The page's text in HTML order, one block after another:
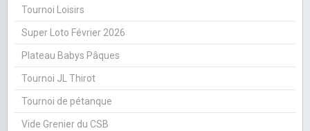
Tournoi Loisirs
Super Loto Février 2026
Plateau Babys Pâques
Tournoi JL Thirot
Tournoi de pétanque
Vide Grenier du CSB